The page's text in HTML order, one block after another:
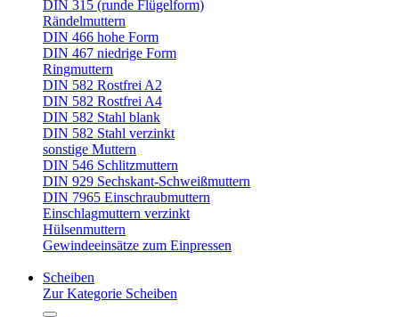
DIN 315 (runde Flügelform)
Rändelmuttern
DIN 466 hohe Form
DIN 467 niedrige Form
Ringmuttern
DIN 582 Rostfrei A2
DIN 582 Rostfrei A4
DIN 582 Stahl blank
DIN 582 Stahl verzinkt
sonstige Muttern
DIN 546 Schlitzmuttern
DIN 929 Sechskant-Schweißmuttern
DIN 7965 Einschraubmuttern
Einschlagmuttern verzinkt
Hülsenmuttern
Gewindeeinsätze zum Einpressen
Scheiben
Zur Kategorie Scheiben